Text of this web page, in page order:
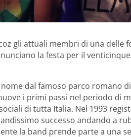
gli attuali membri di una
la festa per il
dal famoso parco romano
i primi passi nel periodo di
di tutta Italia. Nel 1993
successo andando a
la band prende parte a una